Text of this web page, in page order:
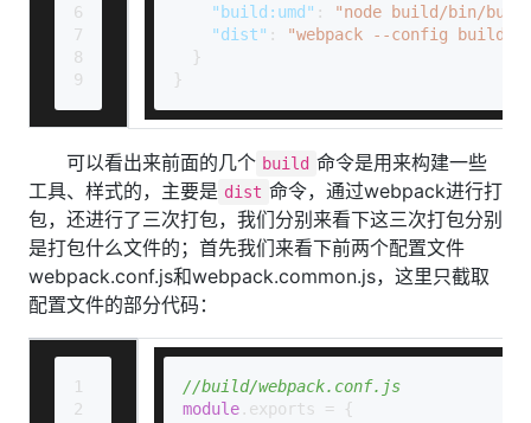
6
7
8
9
"build:umd" :
"node build/bin/
"dist" :
"webpack --config build/
}
}
可以看出来前面的几个 build 命令是用来构建一些
工具、样式的，主要是 dist 命令，通过webpack进行打
包，还进行了三次打包，我们分别来看下这三次打包分别
是打包什么文件的；首先我们来看下前两个配置文件
webpack.conf.js和webpack.common.js，这里只截取
配置文件的部分代码：
1
2
//build/webpack.conf.js
module . exports = {